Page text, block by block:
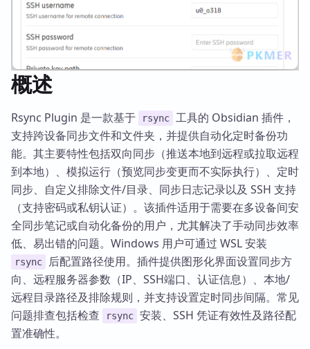
概述
Rsync Plugin 是一款基于 rsync 工具的 Obsidian 插件，
支持跨设备同步文件和文件夹，并提供自动化定时备份功
能。其主要特性包括双向同步（推送本地到远程或拉取远程
到本地）、模拟运行（预览同步变更而不实际执行）、定时
同步、自定义排除文件/目录、同步日志记录以及 SSH 支持
（支持密码或私钥认证）。该插件适用于需要在多设备间安
全同步笔记或自动化备份的用户，尤其解决了手动同步效率
低、易出错的问题。Windows 用户可通过 WSL 安装
rsync
后配置路径使用。插件提供图形化界面设置同步方
向、远程服务器参数（IP、SSH端口、认证信息）、本地/
远程目录路径及排除规则，并支持设置定时同步间隔。常见
问题排查包括检查
rsync 安装、SSH 凭证有效性及路径配
置准确性。